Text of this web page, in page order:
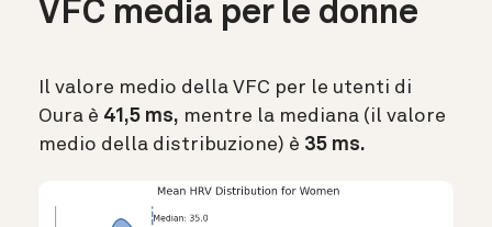
VFC media per le donne
Il valore medio della VFC per le utenti di
Oura è 41,5 ms, mentre la mediana (il valore
medio della distribuzione) è 35 ms.